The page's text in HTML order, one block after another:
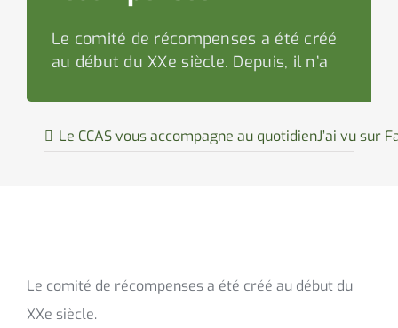
Le comité de récompenses a été créé
au début du XXe siècle. Depuis, il n’a
Le CCAS vous accompagne au quotidienJ’ai vu sur
Le comité de récompenses a été créé au début du
XXe siècle.